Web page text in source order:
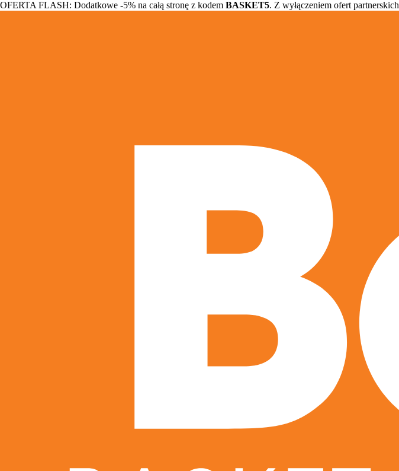
OFERTA FLASH: Dodatkowe -5% na całą stronę z kodem BASKET5. Z wyłączeniem ofert partnerskich